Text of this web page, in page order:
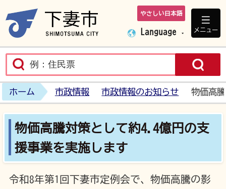
下妻市ホームペ
やさしい日本語
Language メニュー
ホーム 市政情報 市政情報のお知らせ 物価高
物価高騰対策として約4.4億円の支
援事業を実施します
令和8年第1回下妻市定例会で、物価高騰の影